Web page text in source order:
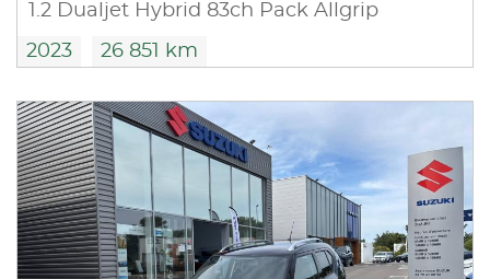
1.2 Dualjet Hybrid 83ch Pack Allgrip
2023 26 851 km